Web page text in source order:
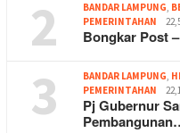
2 BANDAR LAMPUNG,
PEMERINTAHAN
Bongkar Post
3 BANDAR LAMPUNG,
PEMERINTAHAN
Pj Gubernur